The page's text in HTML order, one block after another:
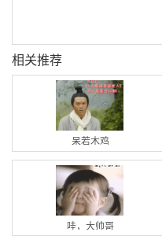
相关推荐
呆若木鸡
哇，大帅哥